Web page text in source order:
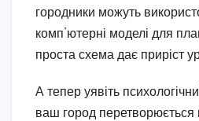
городники можуть
комп’ютерні моделі для
проста схема дає приріст
А тепер уявіть
ваш город перетворюється